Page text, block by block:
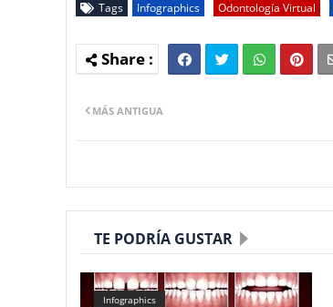
Tags Infographics Odontología Virtual
MÁS ANTIGUA
TE PODRÍA GUSTAR
Infographics